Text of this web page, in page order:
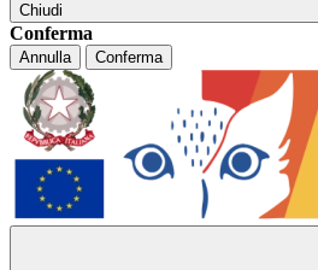
Chiudi
Conferma
Annulla Conferma